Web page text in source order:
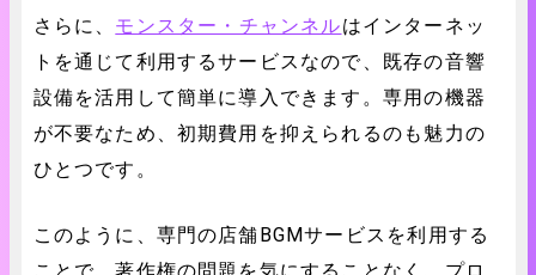
さらに、 モンスター・チャンネルはインターネッ
トを通じて利用するサービスなので、既存の音響
設備を活用して簡単に導入できます。専用の機器
が不要なため、初期費用を抑えられるのも魅力の
ひとつです。
このように、専門の店舗BGMサービスを利用する